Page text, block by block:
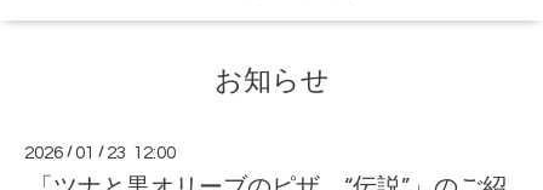
お知らせ
2026 /01 / 23 12:00